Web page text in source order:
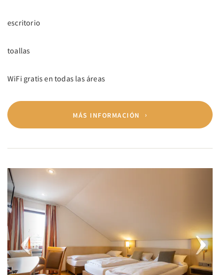
escritorio
toallas
WiFi gratis en todas las áreas
MÁS INFORMACIÓN
Previous